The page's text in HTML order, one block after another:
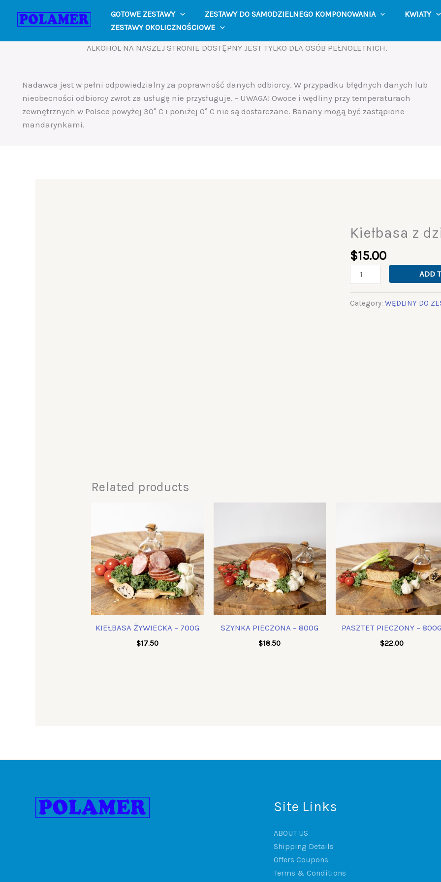
GOTOWE ZESTAWY ZESTAWY DO SAMODZIELNEGO KOMPONOWANIA
KWIATY
ZESTAWY OKOLICZNOŚCIOWE
ALKOHOL NA NASZEJ STRONIE DOSTĘPNY JEST TYLKO DLA OSÓB PEŁNOLETNICH.
Nadawca jest w pełni odpowiedzialny za poprawność danych odbiorcy. W przypadku błędnych danych lub
nieobecności odbiorcy zwrot za usługę nie przysługuje. - UWAGA! Owoce i wędliny przy temperaturach
zewnętrznych w Polsce powyżej 30° C i poniżej 0° C nie są dostarczane. Banany mogą być zastąpione
mandarynkami.
Kiełbasa z
$15.00
Kiełbasa
dziczyzny
300g
ADD
Category: WĘDLINY DO
Related products
KIEŁBASA ŻYWIECKA – 700G
$17.50
SZYNKA PIECZONA – 800G
$18.50
PASZTET PIECZONY –
$22.00
Site Links
ABOUT US
Shipping Details
Offers Coupons
Terms & Conditions